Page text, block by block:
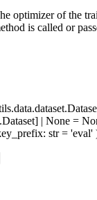
optimizer of the
is called or
| None =
: str = 'eval'